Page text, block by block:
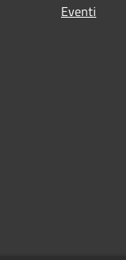
Eventi